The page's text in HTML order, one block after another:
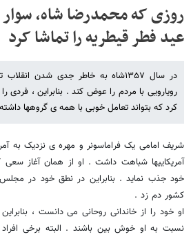
روزی که محمدرضا شاه، سوار
عید فطر قیطریه را تماشا کرد
در سال ۱۳۵۷شاه به خاطر جدی شدن
رویارویی با مردم را عوض کند . بنابراین ، فردی
کرد که بتواند تعامل خوبی با همه ی گروهها
شریف امامی یک فراماسونر و مهره ی نزدیک به
آمریکاییها شباهت داشت . او از همان آغاز
خود جذب نماید . بنابراین در نطق خود در
کشور دم زد .
او خود را از خاندانی روحانی می دانست ،
نسبت به او خوش بین باشند . البته برخی